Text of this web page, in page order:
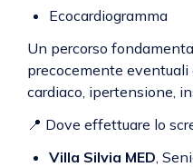
Ecocardiogramma
Un percorso
precocemente
cardiaco, ipertensione,
📍 Dove effettuare lo
Villa Silvia MED,